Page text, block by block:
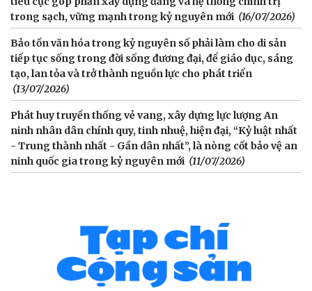
trong sạch, vững mạnh trong kỷ nguyên mới (16/07/2026)
Bảo tồn văn hóa trong kỷ nguyên số phải làm cho di sản
tiếp tục sống trong đời sống đương đại, để giáo dục, sáng
tạo, lan tỏa và trở thành nguồn lực cho phát triển
(13/07/2026)
Phát huy truyền thống vẻ vang, xây dựng lực lượng An
ninh nhân dân chính quy, tinh nhuệ, hiện đại, “Kỷ luật nhất
- Trung thành nhất - Gần dân nhất”, là nòng cốt bảo vệ an
ninh quốc gia trong kỷ nguyên mới (11/07/2026)